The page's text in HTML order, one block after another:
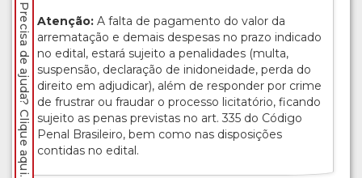
Atenção: A falta de pagamento do valor da
arrematação e demais despesas no prazo indicado
no edital, estará sujeito a penalidades (multa,
suspensão, declaração de inidoneidade, perda do
direito em adjudicar), além de responder por crime
de frustrar ou fraudar o processo licitatório, ficando
sujeito as penas previstas no art. 335 do Código
Penal Brasileiro, bem como nas disposições
contidas no edital.
Precisa de ajuda? Clique aqui.